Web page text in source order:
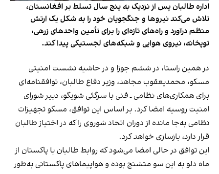
اداره طالبان پس از نزدیک به پنج سال تسلط بر افغانستان،
تلاش می‌کند نیروها و جنگجویان خود را به شکل یک ارتش
منظم درآورد و راه‌های تازه‌ای را برای تأمین واحدهای زرهی،
توپخانه، نیروی هوایی و شبکه‌های لجستیکی پیدا کند.
در همین راستا، در ششم جوزا و در حاشیه نشست امنیتی
مسکو، محمدیعقوب مجاهد، وزیر دفاع طالبان، توافقنامه‌ای
برای همکاری‌های نظامی ـ فنی با سرگئی شویگو، دبیر شورای
امنیت روسیه امضا کرد. بر اساس این توافق، مسکو تجهیزات
نظامی به‌جا مانده از دوران اتحاد شوروی را که در اختیاز طالبان
قرار دارد، بازسازی خواهد کرد.
این توافق در حالی امضا می‌شود که روابط طالبان با پاکستان از
ماه دلو به این سو متشنج بوده و هواپیماهای پاکستانی به‌طور